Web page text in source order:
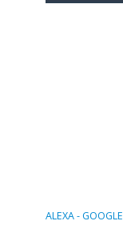
ALEXA - GOOGLE